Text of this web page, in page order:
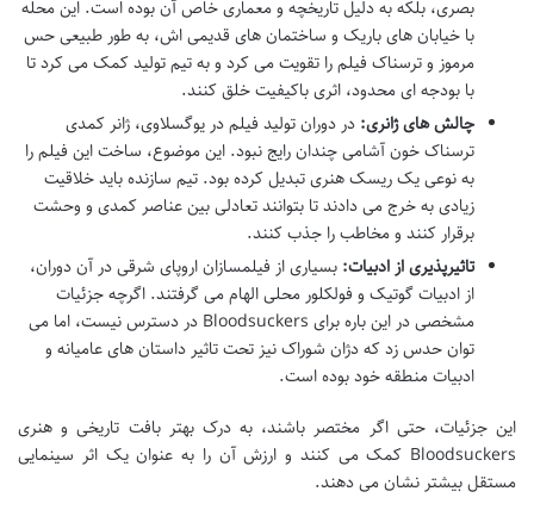
بصری، بلکه به دلیل تاریخچه و معماری خاص آن بوده است. این محله
با خیابان های باریک و ساختمان های قدیمی اش، به طور طبیعی حس
مرموز و ترسناک فیلم را تقویت می کرد و به تیم تولید کمک می کرد تا
با بودجه ای محدود، اثری باکیفیت خلق کنند.
چالش های ژانری: در دوران تولید فیلم در یوگسلاوی، ژانر کمدی
ترسناک خون آشامی چندان رایج نبود. این موضوع، ساخت این فیلم را
به نوعی یک ریسک هنری تبدیل کرده بود. تیم سازنده باید خلاقیت
زیادی به خرج می دادند تا بتوانند تعادلی بین عناصر کمدی و وحشت
برقرار کنند و مخاطب را جذب کنند.
تاثیرپذیری از ادبیات: بسیاری از فیلمسازان اروپای شرقی در آن دوران،
از ادبیات گوتیک و فولکلور محلی الهام می گرفتند. اگرچه جزئیات
مشخصی در این باره برای Bloodsuckers در دسترس نیست، اما می
توان حدس زد که دژان شوراک نیز تحت تاثیر داستان های عامیانه و
ادبیات منطقه خود بوده است.
این جزئیات، حتی اگر مختصر باشند، به درک بهتر بافت تاریخی و هنری
Bloodsuckers کمک می کنند و ارزش آن را به عنوان یک اثر سینمایی
مستقل بیشتر نشان می دهند.